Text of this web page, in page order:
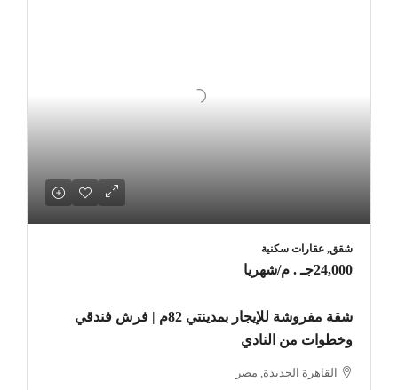
شقق, عقارات سكنية
24,000جـ . م /شهريا
شقة مفروشة للإيجار بمدينتي 82م | فرش فندقي
وخطوات من النادي
القاهرة الجديدة, مصر